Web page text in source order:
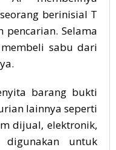
berinisial T
pencarian. Selama
sabu dari
barang bukti
lainnya seperti
dijual, elektronik,
untuk